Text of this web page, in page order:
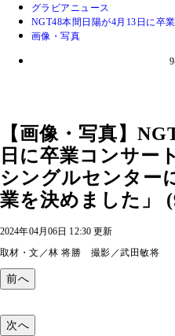
グラビアニュース
NGT48本間日陽が4月13日に卒
画像・写真
【画像・写真】
日に卒業コンサー
シングルセンター
業を決めました」
2024年04月06日 12:30 更新
取材・文／林 将勝 撮影／武田敏将
前へ
次へ